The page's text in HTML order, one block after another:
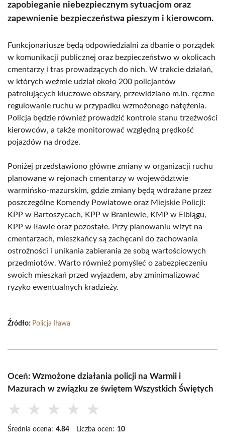
zapobieganie niebezpiecznym sytuacjom oraz
zapewnienie bezpieczeństwa pieszym i kierowcom.
Funkcjonariusze będą odpowiedzialni za dbanie o porządek
w komunikacji publicznej oraz bezpieczeństwo w okolicach
cmentarzy i tras prowadzących do nich. W trakcie działań,
w których weźmie udział około 200 policjantów
patrolujących kluczowe obszary, przewidziano m.in. ręczne
regulowanie ruchu w przypadku wzmożonego natężenia.
Policja będzie również prowadzić kontrole stanu trzeźwości
kierowców, a także monitorować względną prędkość
pojazdów na drodze.
Poniżej przedstawiono główne zmiany w organizacji ruchu
planowane w rejonach cmentarzy w województwie
warmińsko-mazurskim, gdzie zmiany będą wdrażane przez
poszczególne Komendy Powiatowe oraz Miejskie Policji:
KPP w Bartoszycach, KPP w Braniewie, KMP w Elblągu,
KPP w Iławie oraz pozostałe. Przy planowaniu wizyt na
cmentarzach, mieszkańcy są zachęcani do zachowania
ostrożności i unikania zabierania ze sobą wartościowych
przedmiotów. Warto również pomyśleć o zabezpieczeniu
swoich mieszkań przed wyjazdem, aby zminimalizować
ryzyko ewentualnych kradzieży.
Źródło: Policja Iława
Oceń: Wzmożone działania policji na Warmii i
Mazurach w związku ze świętem Wszystkich Świętych
★ ★ ★ ★ ★
Średnia ocena: 4.84 Liczba ocen: 10